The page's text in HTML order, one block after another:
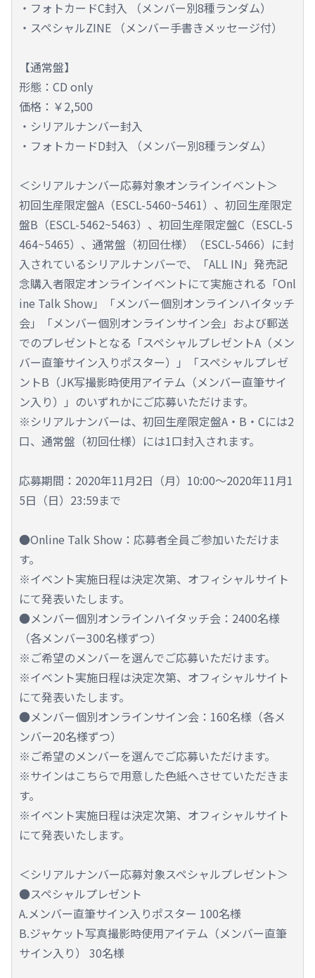
・フォトカードC封入 （メンバー別8種ランダム）
・スペシャルZINE （メンバー手書きメッセージ付）
【通常盤】
形態：CD only
価格：￥2,500
・シリアルナンバー封入
・フォトカードD封入 （メンバー別8種ランダム）
＜シリアルナンバー応募対象オンラインイベント＞
初回生産限定盤A（ESCL-5460~5461）、初回生産限定
盤B（ESCL-5462~5463）、初回生産限定盤C（ESCL-5
464~5465）、通常盤（初回仕様）（ESCL-5466）に封
入されているシリアルナンバーで、「ALL IN」発売記
念購入者限定オンラインイベントにて実施される「Onl
ine Talk Show」「メンバー個別オンラインハイタッチ
会」「メンバー個別オンラインサイン会」および郵送
でのプレゼントとなる「スペシャルプレゼントA（メン
バー直筆サイン入りポスター）」「スペシャルプレゼ
ントB（JK写撮影時使用アイテム（メンバー直筆サイ
ン入り）」のいずれかにご応募いただけます。
※シリアルナンバーは、初回生産限定盤A・B・Cには2
口、通常盤（初回仕様）には1口封入されます。
応募期間：2020年11月2日（月）10:00～2020年11月1
5日（日）23:59まで
●Online Talk Show：応募者全員ご参加いただけま
す。
※イベント実施日程は決定次第、オフィシャルサイト
にて発表いたします。
●メンバー個別オンラインハイタッチ会：2400名様
（各メンバー300名様ずつ）
※ご希望のメンバーを選んでご応募いただけます。
※イベント実施日程は決定次第、オフィシャルサイト
にて発表いたします。
●メンバー個別オンラインサイン会：160名様（各メ
ンバー20名様ずつ）
※ご希望のメンバーを選んでご応募いただけます。
※サインはこちらで用意した色紙へさせていただきま
す。
※イベント実施日程は決定次第、オフィシャルサイト
にて発表いたします。
＜シリアルナンバー応募対象スペシャルプレゼント＞
●スペシャルプレゼント
A.メンバー直筆サイン入りポスター 100名様
B.ジャケット写真撮影時使用アイテム（メンバー直筆
サイン入り） 30名様